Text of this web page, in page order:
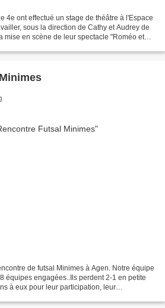
4e ont effectué un stage de théâtre à l'Espace
sous la direction de Cathy et Audrey de
mise en scène de leur spectacle "Roméo et
de futsal Minimes à Agen. Notre équipe
équipes engagées..Ils perdent 2-1 en petite
à eux pour leur participation, leur